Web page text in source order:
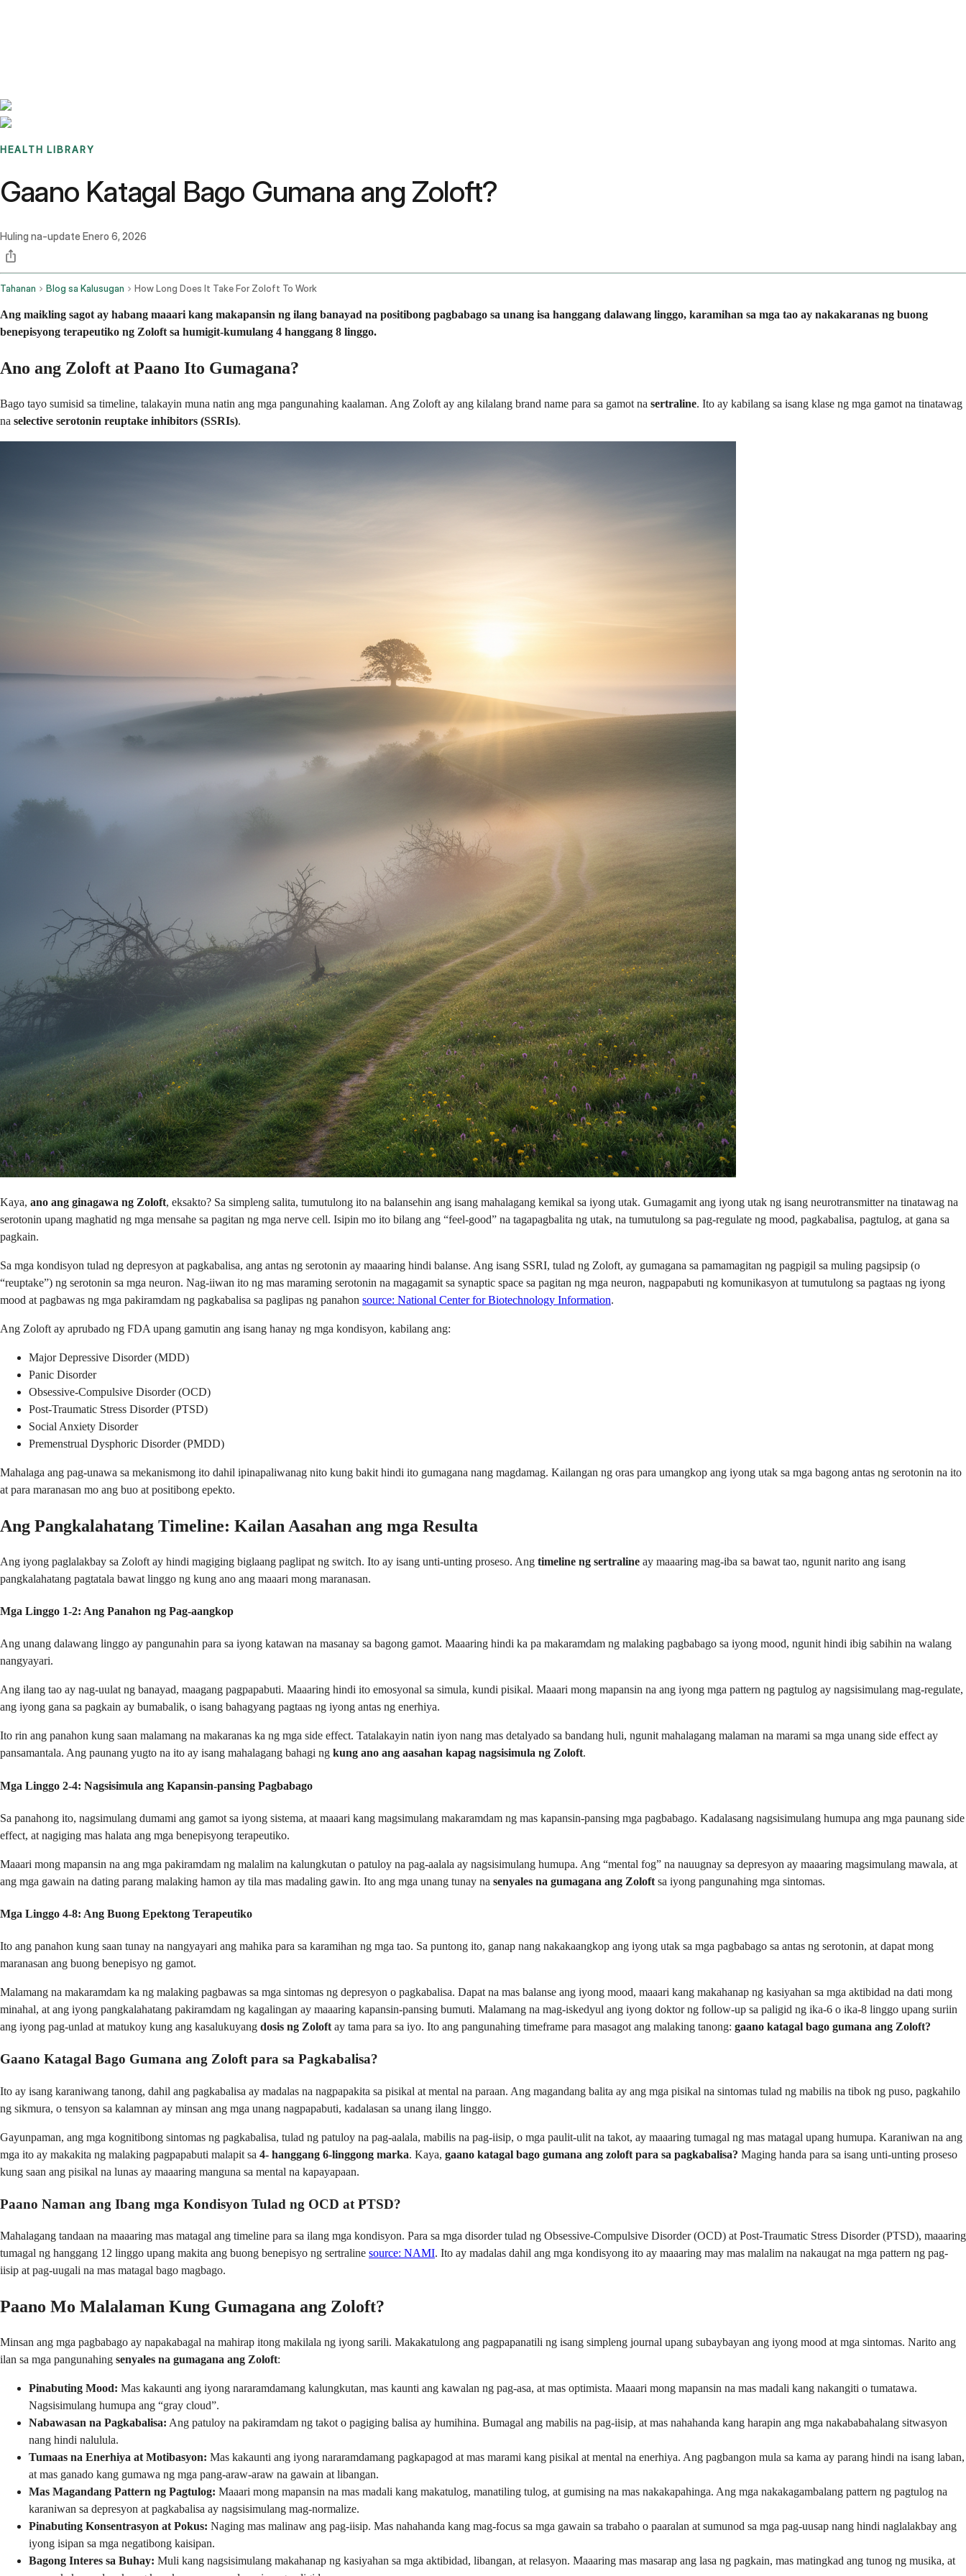
HEALTH LIBRARY
Gaano Katagal Bago Gumana ang Zoloft?
Huling na-update Enero 6, 2026
Tahanan Blog sa Kalusugan How Long Does It Take For Zoloft To Work
Ang maikling sagot ay habang maaari kang makapansin ng ilang banayad na positibong pagbabago sa unang isa hanggang dalawang linggo, karamihan sa mga tao ay nakakaranas ng buong
benepisyong terapeutiko ng Zoloft sa humigit-kumulang 4 hanggang 8 linggo.
Ano ang Zoloft at Paano Ito Gumagana?
Bago tayo sumisid sa timeline, talakayin muna natin ang mga pangunahing kaalaman. Ang Zoloft ay ang kilalang brand name para sa gamot na sertraline. Ito ay kabilang sa isang klase ng mga gamot na tinatawag
na selective serotonin reuptake inhibitors (SSRIs).
Kaya, ano ang ginagawa ng Zoloft, eksakto? Sa simpleng salita, tumutulong ito na balansehin ang isang mahalagang kemikal sa iyong utak. Gumagamit ang iyong utak ng isang neurotransmitter na tinatawag na
serotonin upang maghatid ng mga mensahe sa pagitan ng mga nerve cell. Isipin mo ito bilang ang “feel-good” na tagapagbalita ng utak, na tumutulong sa pag-regulate ng mood, pagkabalisa, pagtulog, at gana sa
pagkain.
Sa mga kondisyon tulad ng depresyon at pagkabalisa, ang antas ng serotonin ay maaaring hindi balanse. Ang isang SSRI, tulad ng Zoloft, ay gumagana sa pamamagitan ng pagpigil sa muling pagsipsip (o
“reuptake”) ng serotonin sa mga neuron. Nag-iiwan ito ng mas maraming serotonin na magagamit sa synaptic space sa pagitan ng mga neuron, nagpapabuti ng komunikasyon at tumutulong sa pagtaas ng iyong
mood at pagbawas ng mga pakiramdam ng pagkabalisa sa paglipas ng panahon source: National Center for Biotechnology Information.
Ang Zoloft ay aprubado ng FDA upang gamutin ang isang hanay ng mga kondisyon, kabilang ang:
Major Depressive Disorder (MDD)
Panic Disorder
Obsessive-Compulsive Disorder (OCD)
Post-Traumatic Stress Disorder (PTSD)
Social Anxiety Disorder
Premenstrual Dysphoric Disorder (PMDD)
Mahalaga ang pag-unawa sa mekanismong ito dahil ipinapaliwanag nito kung bakit hindi ito gumagana nang magdamag. Kailangan ng oras para umangkop ang iyong utak sa mga bagong antas ng serotonin na ito
at para maranasan mo ang buo at positibong epekto.
Ang Pangkalahatang Timeline: Kailan Aasahan ang mga Resulta
Ang iyong paglalakbay sa Zoloft ay hindi magiging biglaang paglipat ng switch. Ito ay isang unti-unting proseso. Ang timeline ng sertraline ay maaaring mag-iba sa bawat tao, ngunit narito ang isang
pangkalahatang pagtatala bawat linggo ng kung ano ang maaari mong maranasan.
Mga Linggo 1-2: Ang Panahon ng Pag-aangkop
Ang unang dalawang linggo ay pangunahin para sa iyong katawan na masanay sa bagong gamot. Maaaring hindi ka pa makaramdam ng malaking pagbabago sa iyong mood, ngunit hindi ibig sabihin na walang
nangyayari.
Ang ilang tao ay nag-uulat ng banayad, maagang pagpapabuti. Maaaring hindi ito emosyonal sa simula, kundi pisikal. Maaari mong mapansin na ang iyong mga pattern ng pagtulog ay nagsisimulang mag-regulate,
ang iyong gana sa pagkain ay bumabalik, o isang bahagyang pagtaas ng iyong antas ng enerhiya.
Ito rin ang panahon kung saan malamang na makaranas ka ng mga side effect. Tatalakayin natin iyon nang mas detalyado sa bandang huli, ngunit mahalagang malaman na marami sa mga unang side effect ay
pansamantala. Ang paunang yugto na ito ay isang mahalagang bahagi ng kung ano ang aasahan kapag nagsisimula ng Zoloft.
Mga Linggo 2-4: Nagsisimula ang Kapansin-pansing Pagbabago
Sa panahong ito, nagsimulang dumami ang gamot sa iyong sistema, at maaari kang magsimulang makaramdam ng mas kapansin-pansing mga pagbabago. Kadalasang nagsisimulang humupa ang mga paunang side
effect, at nagiging mas halata ang mga benepisyong terapeutiko.
Maaari mong mapansin na ang mga pakiramdam ng malalim na kalungkutan o patuloy na pag-aalala ay nagsisimulang humupa. Ang “mental fog” na nauugnay sa depresyon ay maaaring magsimulang mawala, at
ang mga gawain na dating parang malaking hamon ay tila mas madaling gawin. Ito ang mga unang tunay na senyales na gumagana ang Zoloft sa iyong pangunahing mga sintomas.
Mga Linggo 4-8: Ang Buong Epektong Terapeutiko
Ito ang panahon kung saan tunay na nangyayari ang mahika para sa karamihan ng mga tao. Sa puntong ito, ganap nang nakakaangkop ang iyong utak sa mga pagbabago sa antas ng serotonin, at dapat mong
maranasan ang buong benepisyo ng gamot.
Malamang na makaramdam ka ng malaking pagbawas sa mga sintomas ng depresyon o pagkabalisa. Dapat na mas balanse ang iyong mood, maaari kang makahanap ng kasiyahan sa mga aktibidad na dati mong
minahal, at ang iyong pangkalahatang pakiramdam ng kagalingan ay maaaring kapansin-pansing bumuti. Malamang na mag-iskedyul ang iyong doktor ng follow-up sa paligid ng ika-6 o ika-8 linggo upang suriin
ang iyong pag-unlad at matukoy kung ang kasalukuyang dosis ng Zoloftay tama para sa iyo. Ito ang pangunahing timeframe para masagot ang malaking tanong: gaano katagal bago gumana ang Zoloft?
Gaano Katagal Bago Gumana ang Zoloft para sa Pagkabalisa?
Ito ay isang karaniwang tanong, dahil ang pagkabalisa ay madalas na nagpapakita sa pisikal at mental na paraan. Ang magandang balita ay ang mga pisikal na sintomas tulad ng mabilis na tibok ng puso, pagkahilo
ng sikmura, o tensyon sa kalamnan ay minsan ang mga unang nagpapabuti, kadalasan sa unang ilang linggo.
Gayunpaman, ang mga kognitibong sintomas ng pagkabalisa, tulad ng patuloy na pag-aalala, mabilis na pag-iisip, o mga paulit-ulit na takot, ay maaaring tumagal ng mas matagal upang humupa. Karaniwan na ang
mga ito ay makakita ng malaking pagpapabuti malapit sa 4- hanggang 6-linggong marka. Kaya, gaano katagal bago gumana ang zoloft para sa pagkabalisa? Maging handa para sa isang unti-unting proseso
kung saan ang pisikal na lunas ay maaaring manguna sa mental na kapayapaan.
Paano Naman ang Ibang mga Kondisyon Tulad ng OCD at PTSD?
Mahalagang tandaan na maaaring mas matagal ang timeline para sa ilang mga kondisyon. Para sa mga disorder tulad ng Obsessive-Compulsive Disorder (OCD) at Post-Traumatic Stress Disorder (PTSD), maaaring
tumagal ng hanggang 12 linggo upang makita ang buong benepisyo ng sertraline source: NAMI. Ito ay madalas dahil ang mga kondisyong ito ay maaaring may mas malalim na nakaugat na mga pattern ng pag-
iisip at pag-uugali na mas matagal bago magbago.
Paano Mo Malalaman Kung Gumagana ang Zoloft?
Minsan ang mga pagbabago ay napakabagal na mahirap itong makilala ng iyong sarili. Makakatulong ang pagpapanatili ng isang simpleng journal upang subaybayan ang iyong mood at mga sintomas. Narito ang
ilan sa mga pangunahing senyales na gumagana ang Zoloft:
Pinabuting Mood: Mas kakaunti ang iyong nararamdamang kalungkutan, mas kaunti ang kawalan ng pag-asa, at mas optimista. Maaari mong mapansin na mas madali kang nakangiti o tumatawa.
Nagsisimulang humupa ang “gray cloud”.
Nabawasan na Pagkabalisa: Ang patuloy na pakiramdam ng takot o pagiging balisa ay humihina. Bumagal ang mabilis na pag-iisip, at mas nahahanda kang harapin ang mga nakababahalang sitwasyon
nang hindi nalulula.
Tumaas na Enerhiya at Motibasyon: Mas kakaunti ang iyong nararamdamang pagkapagod at mas marami kang pisikal at mental na enerhiya. Ang pagbangon mula sa kama ay parang hindi na isang laban,
at mas ganado kang gumawa ng mga pang-araw-araw na gawain at libangan.
Mas Magandang Pattern ng Pagtulog: Maaari mong mapansin na mas madali kang makatulog, manatiling tulog, at gumising na mas nakakapahinga. Ang mga nakakagambalang pattern ng pagtulog na
karaniwan sa depresyon at pagkabalisa ay nagsisimulang mag-normalize.
Pinabuting Konsentrasyon at Pokus: Naging mas malinaw ang pag-iisip. Mas nahahanda kang mag-focus sa mga gawain sa trabaho o paaralan at sumunod sa mga pag-uusap nang hindi naglalakbay ang
iyong isipan sa mga negatibong kaisipan.
Bagong Interes sa Buhay: Muli kang nagsisimulang makahanap ng kasiyahan sa mga aktibidad, libangan, at relasyon. Maaaring mas masarap ang lasa ng pagkain, mas matingkad ang tunog ng musika, at